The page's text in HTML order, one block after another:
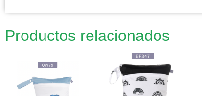
Productos relacionados